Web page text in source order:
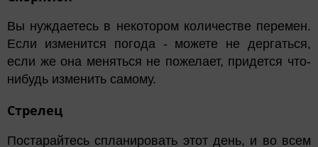
Вы нуждаетесь в некотором количестве перемен.
Если изменится погода - можете не дергаться,
если же она меняться не пожелает, придется что-
нибудь изменить самому.
Стрелец
Постарайтесь спланировать этот день, и во всем